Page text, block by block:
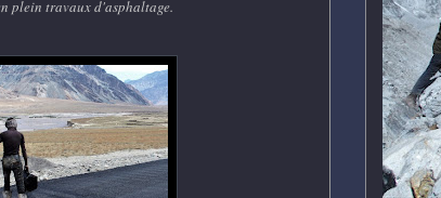
plein travaux d'asphaltage.